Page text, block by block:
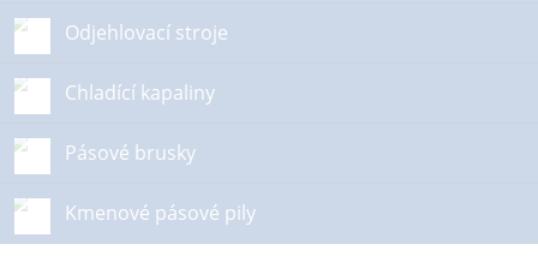
Odjehlovací stroje
Chladící kapaliny
Pásové brusky
Kmenové pásové pily